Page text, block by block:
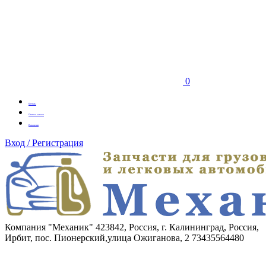
0
Бренды
Оплата заказа
Вакансии
Вход / Регистрация
Компания "Механик" 423842, Россия, г. Калининград, Россия,
Ирбит, пос. Пионерский,улица Ожиганова, 2 73435564480